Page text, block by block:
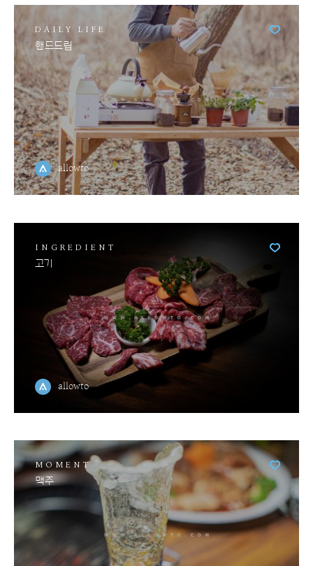
DAILY LIFE
핸드드립
allowto
INGREDIENT
고기
allowto
MOMENT
맥주